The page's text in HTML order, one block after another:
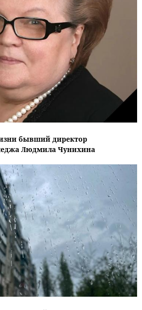
бывший директор
Людмила Чунихина